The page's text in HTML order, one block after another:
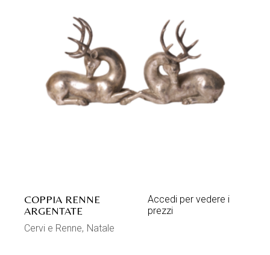
COPPIA RENNE
ARGENTATE
Accedi per vedere i
prezzi
Cervi e Renne Natale